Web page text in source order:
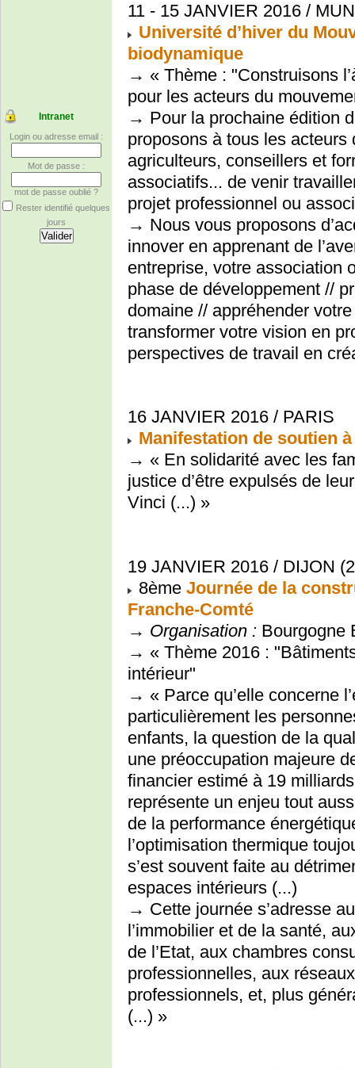
Intranet
Login ou adresse email :
Mot de passe :
mot de passe oublié ?
Rester identifié quelques
jours
11 - 15 JANVIER 2016 /
Université d’hiver du
biodynamique
→ « Thème : "Construisons
pour les acteurs du
→ Pour la prochaine édition
proposons à tous les
agriculteurs, conseillers et
associatifs... de venir
projet professionnel ou
→ Nous vous proposons
innover en apprenant de
entreprise, votre association
phase de développement //
domaine // appréhender
transformer votre vision en
perspectives de travail en
16 JANVIER 2016 / PARIS
Manifestation de soutien
→ « En solidarité avec les
justice d’être expulsés de
Vinci (...) »
19 JANVIER 2016 / DIJON
8ème Journée de la
Franche-Comté
→ Organisation : Bourgogne
→ « Thème 2016 :
intérieur"
→ « Parce qu’elle concerne
particulièrement les
enfants, la question de la
une préoccupation majeure
financier estimé à 19
représente un enjeu tout
de la performance
l’optimisation thermique
s’est souvent faite au
espaces intérieurs (...)
→ Cette journée s’adresse
l’immobilier et de la santé,
de l’Etat, aux chambres
professionnelles, aux
professionnels, et, plus
(...) »